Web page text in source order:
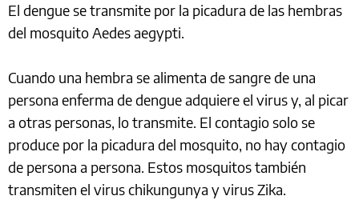
El dengue se transmite por la picadura de las hembras
del mosquito Aedes aegypti.
Cuando una hembra se alimenta de sangre de una
persona enferma de dengue adquiere el virus y, al picar
a otras personas, lo transmite. El contagio solo se
produce por la picadura del mosquito, no hay contagio
de persona a persona. Estos mosquitos también
transmiten el virus chikungunya y virus Zika.